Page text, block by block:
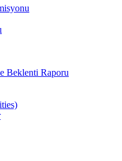
Beklenti Raporu